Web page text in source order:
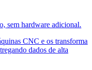
sem hardware adicional.
CNC e os transforma
dados de alta